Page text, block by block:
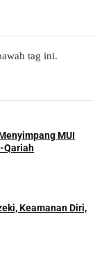
tag ini.
MUI
Qariah
Keamanan Diri,